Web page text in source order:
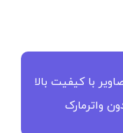
با کیفیت بالا
واترمارک